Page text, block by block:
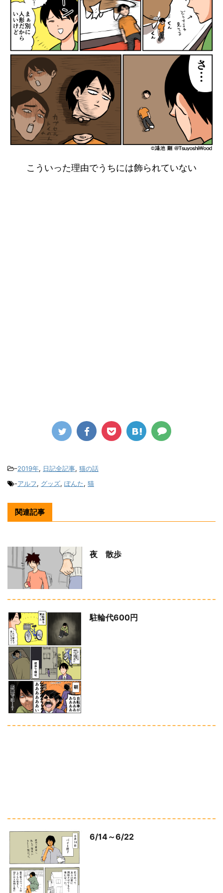
こういった理由でうちには飾られていない
-2019年, 日記全記事, 猫の話
-アルフ, グッズ, ぽんた, 猫
関連記事
夜 散歩
駐輪代600円
6/14～6/22